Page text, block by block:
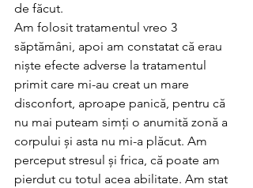
de făcut.
Am folosit tratamentul vreo 3
săptămâni, apoi am constatat că erau
niște efecte adverse la tratamentul
primit care mi-au creat un mare
disconfort, aproape panică, pentru că
nu mai puteam simți o anumită zonă a
corpului și asta nu mi-a plăcut. Am
perceput stresul și frica, că poate am
pierdut cu totul acea abilitate. Am stat